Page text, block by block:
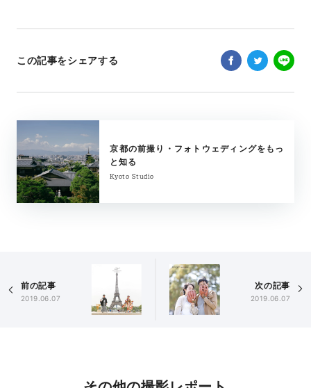
この記事をシェアする
京都の前撮り・フォトウェディングをもっ
と知る
Kyoto Studio
前の記事
2019.06.07
次の記事
2019.06.07